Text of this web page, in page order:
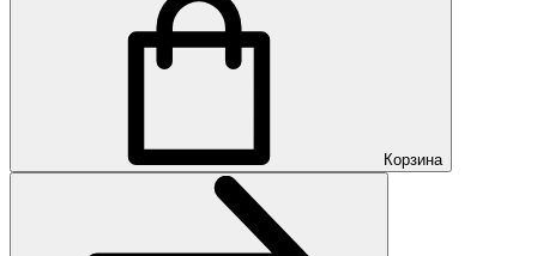
Корзина